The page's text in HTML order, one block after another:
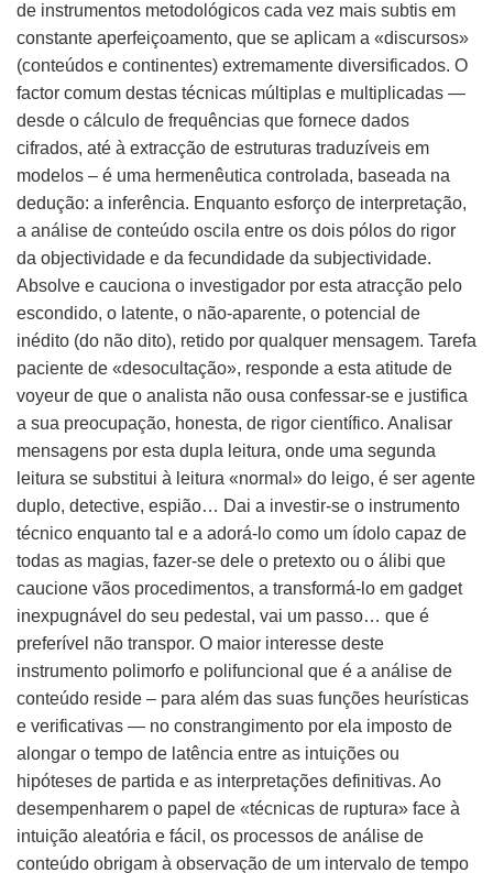
de instrumentos metodológicos cada vez mais subtis em
constante aperfeiçoamento, que se aplicam a «discursos»
(conteúdos e continentes) extremamente diversificados. O
factor comum destas técnicas múltiplas e multiplicadas —
desde o cálculo de frequências que fornece dados
cifrados, até à extracção de estruturas traduzíveis em
modelos – é uma hermenêutica controlada, baseada na
dedução: a inferência. Enquanto esforço de interpretação,
a análise de conteúdo oscila entre os dois pólos do rigor
da objectividade e da fecundidade da subjectividade.
Absolve e cauciona o investigador por esta atracção pelo
escondido, o latente, o não-aparente, o potencial de
inédito (do não dito), retido por qualquer mensagem. Tarefa
paciente de «desocultação», responde a esta atitude de
voyeur de que o analista não ousa confessar-se e justifica
a sua preocupação, honesta, de rigor científico. Analisar
mensagens por esta dupla leitura, onde uma segunda
leitura se substitui à leitura «normal» do leigo, é ser agente
duplo, detective, espião… Dai a investir-se o instrumento
técnico enquanto tal e a adorá-lo como um ídolo capaz de
todas as magias, fazer-se dele o pretexto ou o álibi que
caucione vãos procedimentos, a transformá-lo em gadget
inexpugnável do seu pedestal, vai um passo… que é
preferível não transpor. O maior interesse deste
instrumento polimorfo e polifuncional que é a análise de
conteúdo reside – para além das suas funções heurísticas
e verificativas — no constrangimento por ela imposto de
alongar o tempo de latência entre as intuições ou
hipóteses de partida e as interpretações definitivas. Ao
desempenharem o papel de «técnicas de ruptura» face à
intuição aleatória e fácil, os processos de análise de
conteúdo obrigam à observação de um intervalo de tempo